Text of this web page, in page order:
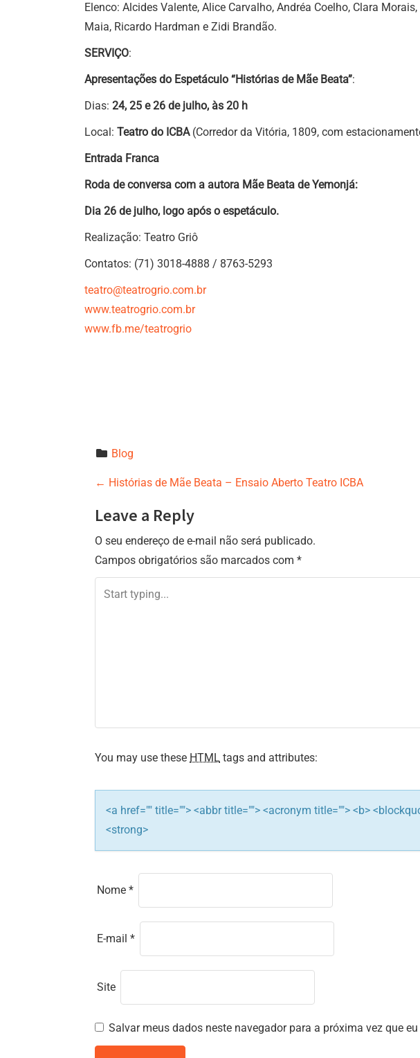
Elenco: Alcides Valente, Alice Carvalho, Andréa Coelho, Clara
Maia, Ricardo Hardman e Zidi Brandão.
SERVIÇO:
Apresentações do Espetáculo “Histórias de Mãe Beata”:
Dias: 24, 25 e 26 de julho, às 20 h
Local: Teatro do ICBA (Corredor da Vitória, 1809, com
Entrada Franca
Roda de conversa com a autora Mãe Beata de Yemonjá:
Dia 26 de julho, logo após o espetáculo.
Realização: Teatro Griô
Contatos: (71) 3018-4888 / 8763-5293
teatro@teatrogrio.com.br
www.teatrogrio.com.br
www.fb.me/teatrogrio
Blog
P
o
s
t
n
a
i
o
← Histórias de Mãe Beata – Ensaio Aberto Teatro ICBA
Leave a Reply
O seu endereço de e-mail não será publicado.
Campos obrigatórios são marcados com *
You may use these HTML tags and attributes:
<a href="" title=""> <abbr title=""> <acronym title=""> <b>
<strong>
Nome *
E-mail *
Site
Salvar meus dados neste navegador para a próxima vez que